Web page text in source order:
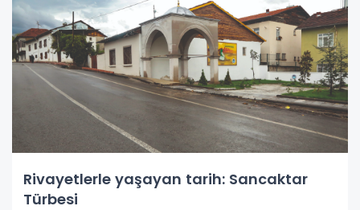
Rivayetlerle yaşayan tarih: Sancaktar
Türbesi